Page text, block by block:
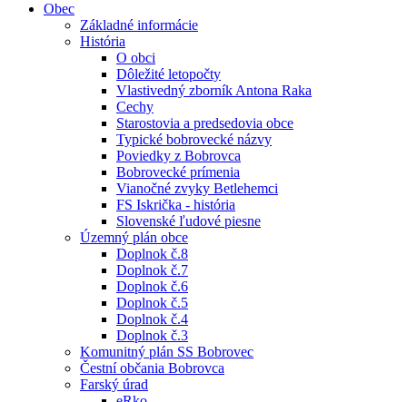
Obec
Základné informácie
História
O obci
Dôležité letopočty
Vlastivedný zborník Antona Raka
Cechy
Starostovia a predsedovia obce
Typické bobrovecké názvy
Poviedky z Bobrovca
Bobrovecké prímenia
Vianočné zvyky Betlehemci
FS Iskrička - história
Slovenské ľudové piesne
Územný plán obce
Doplnok č.8
Doplnok č.7
Doplnok č.6
Doplnok č.5
Doplnok č.4
Doplnok č.3
Komunitný plán SS Bobrovec
Čestní občania Bobrovca
Farský úrad